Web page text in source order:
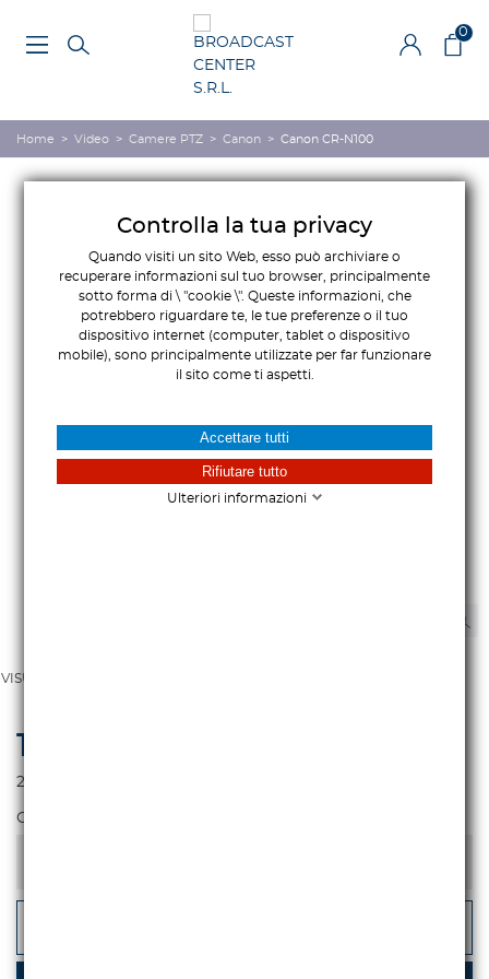
0
Home > Video > Camere PTZ > Canon > Canon CR-N100
VISUALIZZA TUTTE LE IMMAGINI
1.991,80 €
2.430,00 €
Colore
Controlla la tua privacy
Quando visiti un sito Web, esso può archiviare o
recuperare informazioni sul tuo browser, principalmente
sotto forma di \ "cookie \". Queste informazioni, che
potrebbero riguardare te, le tue preferenze o il tuo
dispositivo internet (computer, tablet o dispositivo
mobile), sono principalmente utilizzate per far funzionare
il sito come ti aspetti.
Ulteriori informazioni
Accettare tutti
Rifiutare tutto